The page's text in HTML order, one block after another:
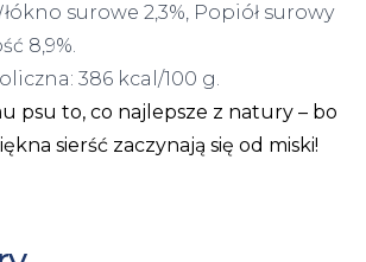
surowe 2,3%, Popiół surowy
8,9%.
386 kcal/100 g.
psu to, co najlepsze z natury – bo
sierść zaczynają się od miski!